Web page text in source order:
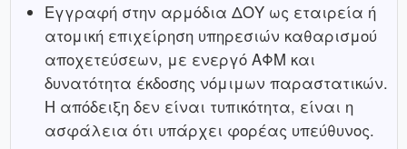
Εγγραφή στην αρμόδια ΔΟΥ ως εταιρεία ή
ατομική επιχείρηση υπηρεσιών καθαρισμού
αποχετεύσεων, με ενεργό ΑΦΜ και
δυνατότητα έκδοσης νόμιμων παραστατικών.
Η απόδειξη δεν είναι τυπικότητα, είναι η
ασφάλεια ότι υπάρχει φορέας υπεύθυνος.